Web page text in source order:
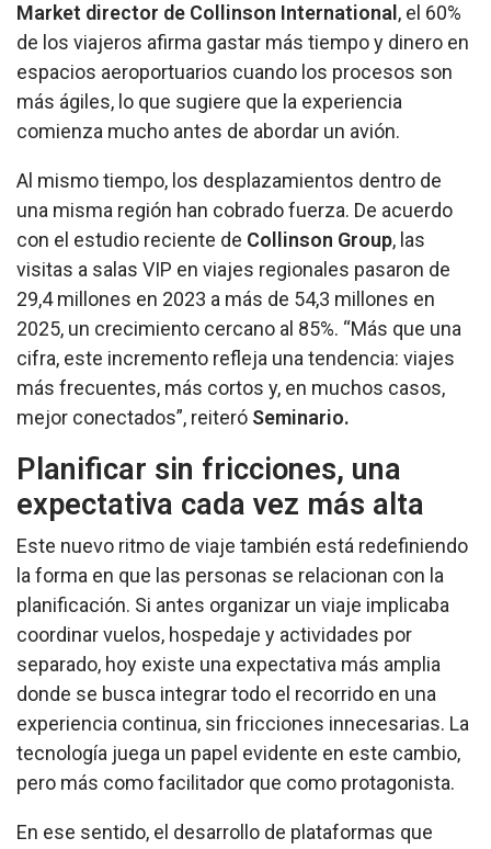
Market director de Collinson International , el 60%
de los viajeros afirma gastar más tiempo y dinero en
espacios aeroportuarios cuando los procesos son
más ágiles, lo que sugiere que la experiencia
comienza mucho antes de abordar un avión.
Al mismo tiempo, los desplazamientos dentro de
una misma región han cobrado fuerza. De acuerdo
con el estudio reciente de Collinson Group, las
visitas a salas VIP en viajes regionales pasaron de
29,4 millones en 2023 a más de 54,3 millones en
2025, un crecimiento cercano al 85%. “Más que una
cifra, este incremento refleja una tendencia: viajes
más frecuentes, más cortos y, en muchos casos,
mejor conectados”, reiteró Seminario.
Planificar sin fricciones, una
expectativa cada vez más alta
Este nuevo ritmo de viaje también está redefiniendo
la forma en que las personas se relacionan con la
planificación. Si antes organizar un viaje implicaba
coordinar vuelos, hospedaje y actividades por
separado, hoy existe una expectativa más amplia
donde se busca integrar todo el recorrido en una
experiencia continua, sin fricciones innecesarias. La
tecnología juega un papel evidente en este cambio,
pero más como facilitador que como protagonista.
En ese sentido, el desarrollo de plataformas que